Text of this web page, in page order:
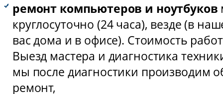
ремонт компьютеров и ноутбуков
круглосуточно (24 часа), везде (в
вас дома и в офисе). Стоимость
Выезд мастера и диагностика
мы после диагностики производим
ремонт,